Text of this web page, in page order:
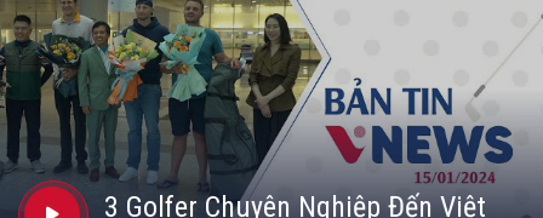
3 Golfer Chuyên Nghiệp Đến Việt